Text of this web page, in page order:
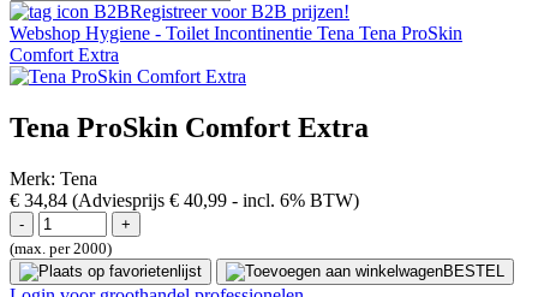
Registreer voor B2B prijzen!
Webshop Hygiene - Toilet Incontinentie Tena Tena ProSkin
Comfort Extra
Tena ProSkin Comfort Extra
Merk: Tena
€ 34,84 (Adviesprijs € 40,99 - incl. 6% BTW)
(max. per 2000)
BESTEL